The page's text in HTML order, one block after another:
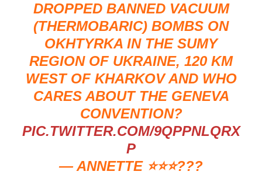
DROPPED BANNED VACUUM
(THERMOBARIC) BOMBS ON
OKHTYRKA IN THE SUMY
REGION OF UKRAINE, 120 KM
WEST OF KHARKOV AND WHO
CARES ABOUT THE GENEVA
CONVENTION?
PIC.TWITTER.COM/9QPPNLQRX
P
— ANNETTE ⭐️⭐️⭐️???